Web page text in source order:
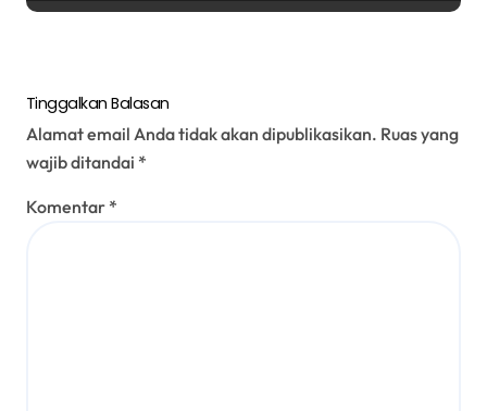
Tinggalkan Balasan
Alamat email Anda tidak akan dipublikasikan. Ruas yang
wajib ditandai *
Komentar *